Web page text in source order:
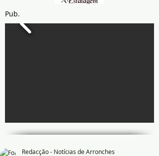
Pub.
Redacção - Notícias de Arronches